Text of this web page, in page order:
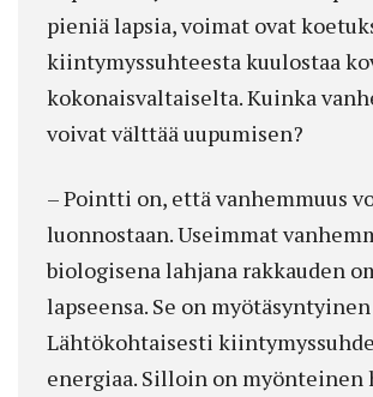
pieniä lapsia, voimat ovat
kiintymyssuhteesta kuulostaa
kokonaisvaltaiselta. Kuinka
voivat välttää uupumisen?
– Pointti on, että vanhemmuus
luonnostaan. Useimmat
biologisena lahjana rakkauden
lapseensa. Se on myötäsyntyinen
Lähtökohtaisesti
energiaa. Silloin on myönteinen